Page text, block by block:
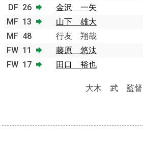
DF 26 金沢 一矢
MF 13 山下 雄大
MF 48
行友 翔哉
FW 11 藤原 悠汰
FW 17 田口 裕也
大木 武 監督